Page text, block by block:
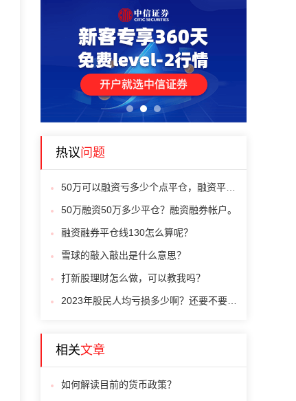
1
热议问题
50万融资50万多少平仓？融资融券帐户。
融资融券平仓线130怎么算呢？
雪球的敲入敲出是什么意思？
打新股理财怎么做，可以教我吗？
相关文章
如何解读目前的货币政策？